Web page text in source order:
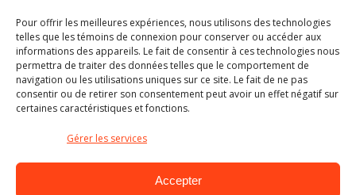
Pour offrir les meilleures expériences, nous utilisons des technologies
telles que les témoins de connexion pour conserver ou accéder aux
informations des appareils. Le fait de consentir à ces technologies nous
permettra de traiter des données telles que le comportement de
navigation ou les utilisations uniques sur ce site. Le fait de ne pas
consentir ou de retirer son consentement peut avoir un effet négatif sur
certaines caractéristiques et fonctions.
Gérer les services
Accepter
facebook
twittergoogleplusgoogleplusgoogleplus